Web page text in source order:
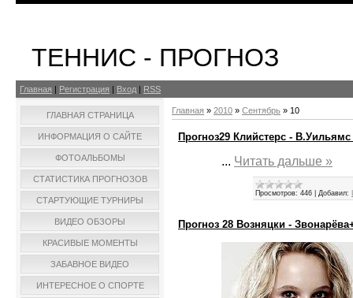
ТЕННИС - ПРОГНОЗ
Главная | Регистрация | Вход | RSS
ГЛАВНАЯ СТРАНИЦА
ИНФОРМАЦИЯ О САЙТЕ
ФОТОАЛЬБОМЫ
СТАТИСТИКА ПРОГНОЗОВ
СТАРТУЮЩИЕ ТУРНИРЫ
ВИДЕО ОБЗОРЫ
КРАСИВЫЕ МОМЕНТЫ
ЗАБАВНОЕ ВИДЕО
ИНТЕРЕСНОЕ О СПОРТЕ
Главная » 2010 » Сентябрь » 10
Прогноз29 Клийстерс - В.Уильямс
... Читать дальше »
Просмотров: 446 Добавил:
Прогноз 28 Возняцки -